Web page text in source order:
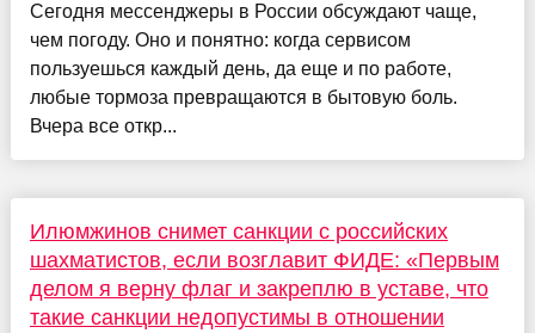
Сегодня мессенджеры в России обсуждают чаще,
чем погоду. Оно и понятно: когда сервисом
пользуешься каждый день, да еще и по работе,
любые тормоза превращаются в бытовую боль.
Вчера все откр...
Илюмжинов снимет санкции с российских
шахматистов, если возглавит ФИДЕ: «Первым
делом я верну флаг и закреплю в уставе, что
такие санкции недопустимы в отношении